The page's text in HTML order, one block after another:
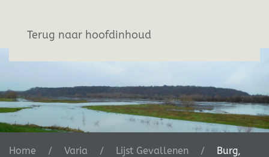
Terug naar hoofdinhoud
Home Varia Lijst Gevallenen
Burg,